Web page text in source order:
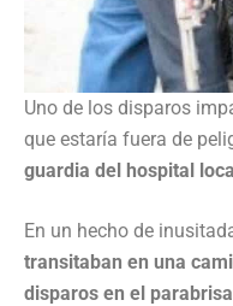
Uno de los disparos
que estaría fuera de
guardia del hospital
En un hecho de
transitaban en una
disparos en el